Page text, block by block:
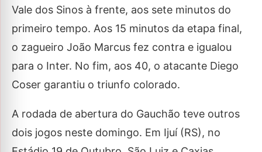
Vale dos Sinos à frente, aos sete minutos do
primeiro tempo. Aos 15 minutos da etapa final,
o zagueiro João Marcus fez contra e igualou
para o Inter. No fim, aos 40, o atacante Diego
Coser garantiu o triunfo colorado.
A rodada de abertura do Gauchão teve outros
dois jogos neste domingo. Em Ijuí (RS), no